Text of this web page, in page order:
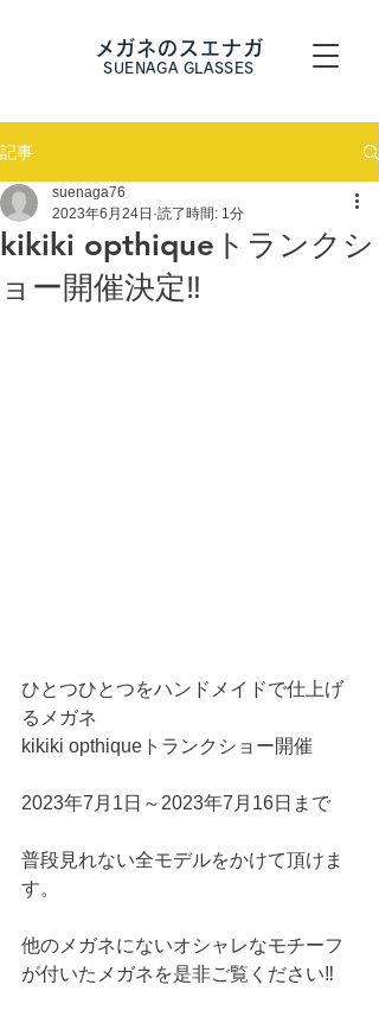
メガネのスエナガ
SUENAGA GLASSES
記事
kikiki opthiqueトランクシ
ョー開催決定‼
suenaga76
2023年6月24日 読了時間: 1分
ひとつひとつをハンドメイドで仕上げ
るメガネ
kikiki opthiqueトランクショー開催
2023年7月1日～2023年7月16日まで
普段見れない全モデルをかけて頂けま
す。
他のメガネにないオシャレなモチーフ
が付いたメガネを是非ご覧ください‼